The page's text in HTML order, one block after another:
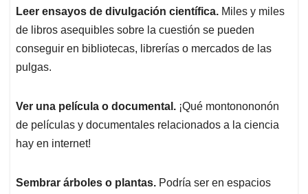
Leer ensayos de divulgación científica. Miles y miles
de libros asequibles sobre la cuestión se pueden
conseguir en bibliotecas, librerías o mercados de las
pulgas.
Ver una película o documental. ¡Qué montonononón
de películas y documentales relacionados a la ciencia
hay en internet!
Sembrar árboles o plantas. Podría ser en espacios